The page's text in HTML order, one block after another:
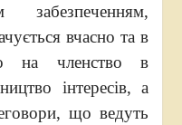
забезпеченням,
вчасно та в
на членство в
інтересів, а
що ведуть